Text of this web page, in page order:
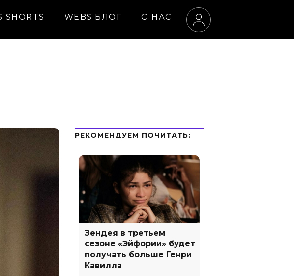
SHORTS WEBS БЛОГ О НАС
РЕКОМЕНДУЕМ ПOЧИТАТЬ:
Зендея в третьем
сезоне «Эйфории» будет
получать больше Генри
Кавилла